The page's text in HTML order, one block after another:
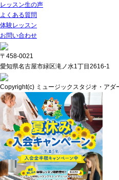
レッスン生の声
よくある質問
体験レッスン
お問い合わせ
〒458-0021
愛知県名古屋市緑区滝ノ水1丁目2616-1
Copyright(c) ミュージックスタジオ・ア